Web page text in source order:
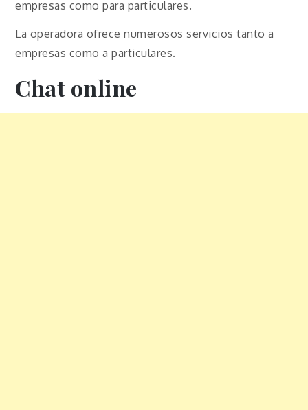
empresas como para particulares.
La operadora ofrece numerosos servicios tanto a
empresas como a particulares.
Chat online